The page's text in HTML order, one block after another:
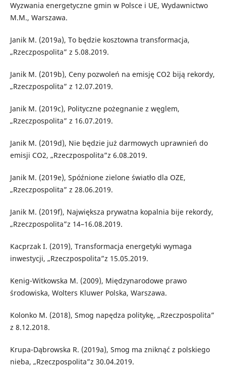
Wyzwania energetyczne gmin w Polsce i UE, Wydawnictwo
M.M., Warszawa.
Janik M. (2019a), To będzie kosztowna transformacja,
„Rzeczpospolita” z 5.08.2019.
Janik M. (2019b), Ceny pozwoleń na emisję CO2 biją rekordy,
„Rzeczpospolita” z 12.07.2019.
Janik M. (2019c), Polityczne pożegnanie z węglem,
„Rzeczpospolita” z 16.07.2019.
Janik M. (2019d), Nie będzie już darmowych uprawnień do
emisji CO2, „Rzeczpospolita”z 6.08.2019.
Janik M. (2019e), Spóźnione zielone światło dla OZE,
„Rzeczpospolita” z 28.06.2019.
Janik M. (2019f), Największa prywatna kopalnia bije rekordy,
„Rzeczpospolita”z 14–16.08.2019.
Kacprzak I. (2019), Transformacja energetyki wymaga
inwestycji, „Rzeczpospolita”z 15.05.2019.
Kenig-Witkowska M. (2009), Międzynarodowe prawo
środowiska, Wolters Kluwer Polska, Warszawa.
Kolonko M. (2018), Smog napędza politykę, „Rzeczpospolita”
z 8.12.2018.
Krupa-Dąbrowska R. (2019a), Smog ma zniknąć z polskiego
nieba, „Rzeczpospolita”z 30.04.2019.